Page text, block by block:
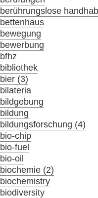
berührungslose
bettenhaus
bewegung
bewerbung
bfhz
bibliothek
bier (3)
bilateria
bildgebung
bildung
bildungsforschung (4)
bio-chip
bio-fuel
bio-oil
biochemie (2)
biochemistry
biodiversity